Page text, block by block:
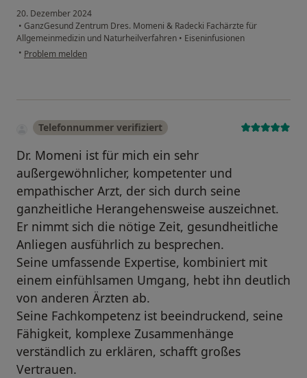
20. Dezember 2024
• GanzGesund Zentrum Dres. Momeni & Radecki Fachärzte für
Allgemeinmedizin und Naturheilverfahren • Eiseninfusionen
• Problem melden
Telefonnummer verifiziert
Dr. Momeni ist für mich ein sehr
außergewöhnlicher, kompetenter und
empathischer Arzt, der sich durch seine
ganzheitliche Herangehensweise auszeichnet.
Er nimmt sich die nötige Zeit, gesundheitliche
Anliegen ausführlich zu besprechen.
Seine umfassende Expertise, kombiniert mit
einem einfühlsamen Umgang, hebt ihn deutlich
von anderen Ärzten ab.
Seine Fachkompetenz ist beeindruckend, seine
Fähigkeit, komplexe Zusammenhänge
verständlich zu erklären, schafft großes
Vertrauen.